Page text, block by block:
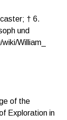
† 6.
und
William_
of the
Exploration in